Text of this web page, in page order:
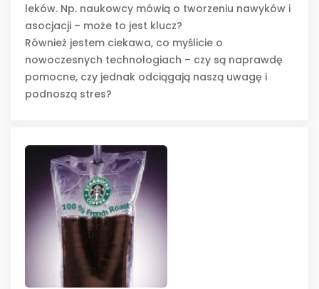
leków. Np. naukowcy mówią o tworzeniu nawyków i
asocjacji – może to jest klucz?
Również jestem ciekawa, co myślicie o
nowoczesnych technologiach – czy są naprawdę
pomocne, czy jednak odciągają naszą uwagę i
podnoszą stres?